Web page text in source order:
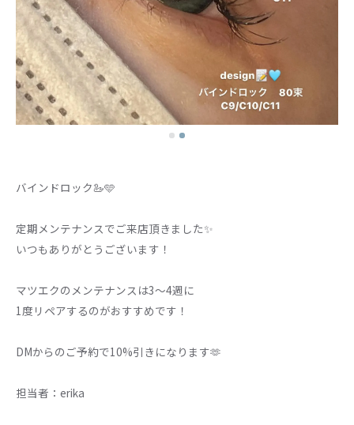
バインドロック🦢🩵
定期メンテナンスでご来店頂きました✨
いつもありがとうございます！
マツエクのメンテナンスは3〜4週に
1度リペアするのがおすすめです！
DMからのご予約で10%引きになります🫶
担当者：erika